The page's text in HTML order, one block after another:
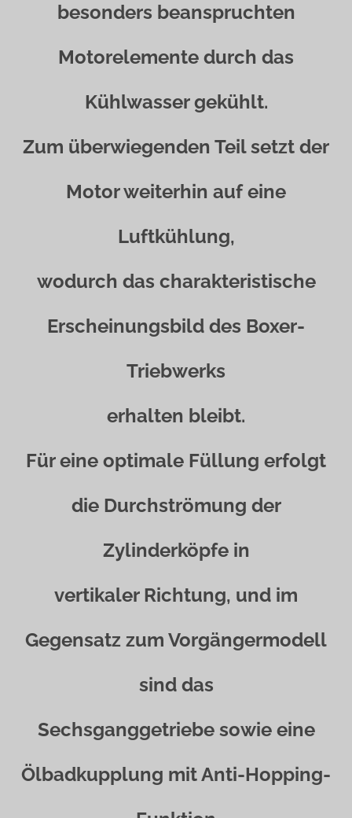
besonders beanspruchten
Motorelemente durch das
Kühlwasser gekühlt.
Zum überwiegenden Teil setzt der
Motor weiterhin auf eine
Luftkühlung,
wodurch das charakteristische
Erscheinungsbild des Boxer-
Triebwerks
erhalten bleibt.
Für eine optimale Füllung erfolgt
die Durchströmung der
Zylinderköpfe in
vertikaler Richtung, und im
Gegensatz zum Vorgängermodell
sind das
Sechsganggetriebe sowie eine
Ölbadkupplung mit Anti-Hopping-